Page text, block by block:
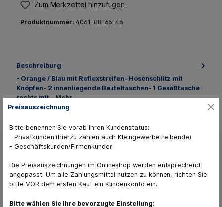
Zum Merkzettel hinzufügen
Produktnummer: 4061-08-65-46
Beschreibung
- Orange / Blau mit Reflexstreifen- Hosenschlitz mit
Knöpfen- 2 innenliegende Beuteltaschen- 1 Gesäßtasche
rechts mit…Mehr
10 Varianten verfügbar
Preisauszeichnung
Bitte benennen Sie vorab Ihren Kundenstatus:
- Privatkunden (hierzu zählen auch Kleingewerbetreibende)
- Geschäftskunden/Firmenkunden
Die Preisauszeichnungen im Onlineshop werden entsprechend
angepasst. Um alle Zahlungsmittel nutzen zu können, richten Sie
bitte VOR dem ersten Kauf ein Kundenkonto ein.
Bitte wählen Sie Ihre bevorzugte Einstellung: